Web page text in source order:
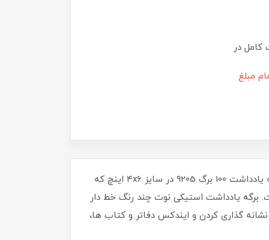
کامل در
مبلغ
استیکی نوت (یادداشت سر چسب) خط دار سایز 4x6 اینچ کد FA9205 محصولی دیگر از شرکت محبوب SchoolFans برگه یادداشت 100 برگ 9205 در سایز 4x6 اینچ که
برگه یادداشت استیکی نوت چند رنگ خط دار
نشانه گذاری کردن و ایندکس دفاتر و کتاب ها،